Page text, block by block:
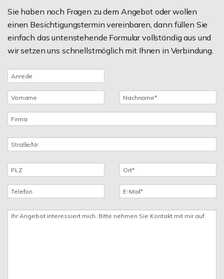
Sie haben noch Fragen zu dem Angebot oder wollen
einen Besichtigungstermin vereinbaren, dann füllen Sie
einfach das untenstehende Formular vollständig aus und
wir setzen uns schnellstmöglich mit Ihnen in Verbindung.